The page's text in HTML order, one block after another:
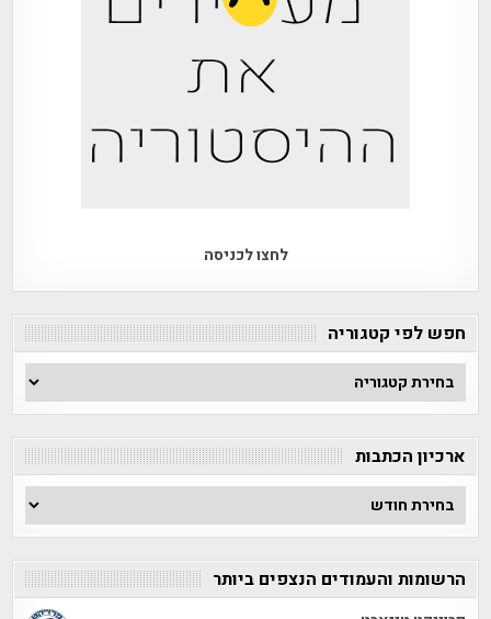
לחצו לכניסה
חפש לפי קטגוריה
חפש
לפי
קטגוריה
ארכיון הכתבות
ארכיון
הכתבות
הרשומות והעמודים הנצפים ביותר